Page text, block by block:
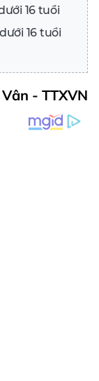
16 tuổi
16 tuổi
- TTXVN